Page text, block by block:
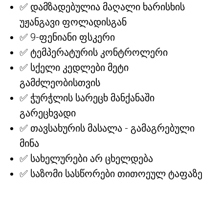
✅ დამზადებულია მაღალი ხარისხის
უჟანგავი ფოლადისგან
✅ 9-ფენიანი ფსკერი
✅ ტემპერატურის კონტროლერი
✅ სქელი კედლები მეტი
გამძლეობისთვის
✅ ჭურჭლის სარეცხ მანქანაში
გარეცხვადი
✅ თავსახურის მასალა - გამაგრებული
მინა
✅ სახელურები არ ცხელდება
✅ საზომი სასწორები თითოეულ ტაფაზე